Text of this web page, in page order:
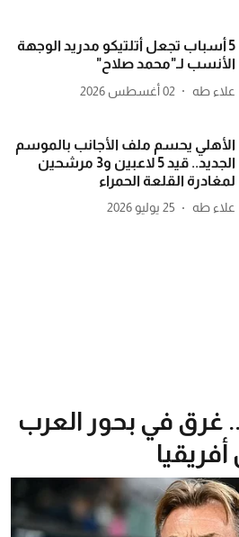
5 أسباب تجعل أتلتيكو مدريد الوجهة
الأنسب لـ"محمد صلاح"
علاء طه 02 أغسطس 2026
الأهلي يحسم ملف الأجانب بالموسم
الجديد.. قيد 5 لاعبين و3 مرشحين
لمغادرة القلعة الحمراء
علاء طه 25 يوليو 2026
غرق في بحور العرب